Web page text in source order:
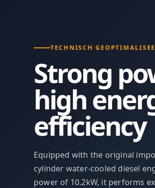
TECHNISCH
Strong
high
efficiency
Equipped with the original
cylinder water-cooled diesel
power of 10.2kW, it performs